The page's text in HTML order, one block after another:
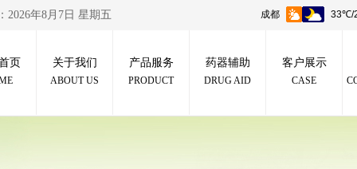
2026年8月7日 星期五
页 关于我们
ABOUT US
产品服务
PRODUCT
药器辅助
DRUG AID
客户展示
CASE